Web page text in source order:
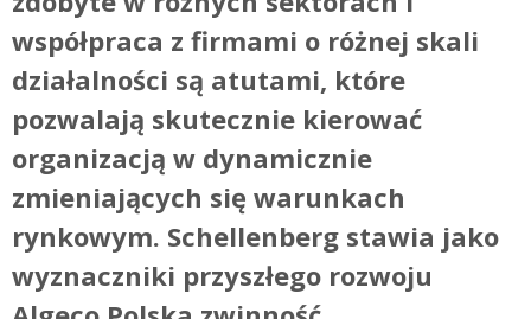
współpraca z firmami o różnej skali
działalności są atutami, które
pozwalają skutecznie kierować
organizacją w dynamicznie
zmieniających się warunkach
rynkowym. Schellenberg stawia jako
wyznaczniki przyszłego rozwoju